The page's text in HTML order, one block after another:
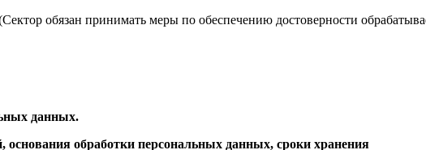
обязан принимать меры по обеспечению достоверности
данных.
основания обработки персональных данных, сроки хранения